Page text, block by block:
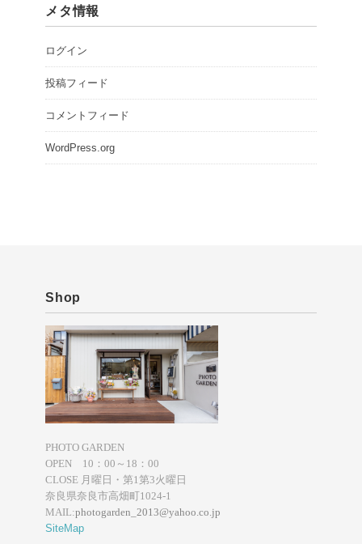
メタ情報
ログイン
投稿フィード
コメントフィード
WordPress.org
Shop
PHOTO GARDEN
OPEN 10：00～18：00
CLOSE 月曜日・第1第3火曜日
奈良県奈良市高畑町1024-1
MAIL:photogarden_2013@yahoo.co.jp
SiteMap